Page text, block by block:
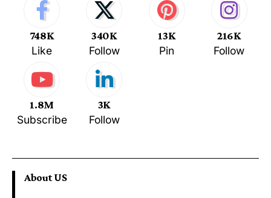
748K
Like
340K
Follow
13K
Pin
216K
Follow
1.8M
Subscribe
3K
Follow
About US